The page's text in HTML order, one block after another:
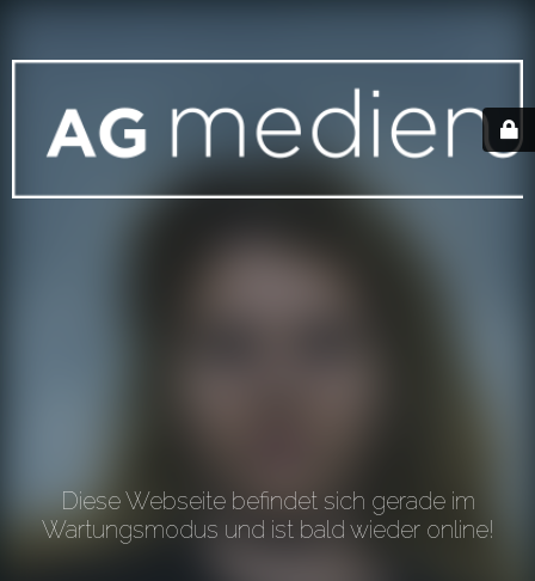
Diese Webseite befindet sich gerade im
Wartungsmodus und ist bald wieder online!